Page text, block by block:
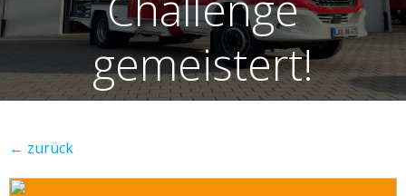
gemeistert!
← zurück